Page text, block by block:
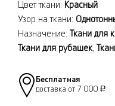
Цвет ткани: Красный
Узор на ткани:
Назначение:
Ткани для
Ткани для рубашек,
Бесплатная
доставка от 7 000 Р